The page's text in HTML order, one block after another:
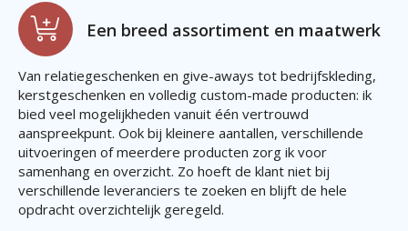
Een breed assortiment en maatwerk
Van relatiegeschenken en give-aways tot bedrijfskleding,
kerstgeschenken en volledig custom-made producten: ik
bied veel mogelijkheden vanuit één vertrouwd
aanspreekpunt. Ook bij kleinere aantallen, verschillende
uitvoeringen of meerdere producten zorg ik voor
samenhang en overzicht. Zo hoeft de klant niet bij
verschillende leveranciers te zoeken en blijft de hele
opdracht overzichtelijk geregeld.